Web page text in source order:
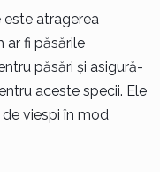
atragerea
ar fi păsările
păsări și asigură-
aceste specii. Ele
viespi în mod